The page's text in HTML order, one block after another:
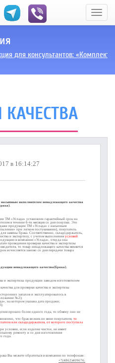
для консультантов: «Комплект
КАЧЕСТВА
в 16:14:27
наполнителем ненадлежащего качества
ТМ «Услада» установлен гарантийный срок на
в течение 6-ти месяцев со дня покупки. Это
продукции ТМ «Услада» с насыпным
при легком постукивании), покупатель
замены брака. Соответственно, складодержатель,
и экспертизу, с учетом выполнения условий
в компанию «Услада», откуда она
проведения проверки качества и экспертизы
то товар ненадлежащего качества меняется
исчисляется заново со дня передачи товара
ненадлежащего качества(брака).
и экспертизы продукции заводом изготовителем
для проверки качества и экспертизы
запахов и эксплуатировалось в
№2);
на котором указана дата продажи;
прошло более одного года, то обмену оно не
что брак возник по вине покупателя, то
или складодержателя, от которого поступила
условии, если изделие чистое, не имеет
ремонту и со дня изготовления
года.
Вы можете обратиться в компанию по телефонам :
+7(4862)409676;